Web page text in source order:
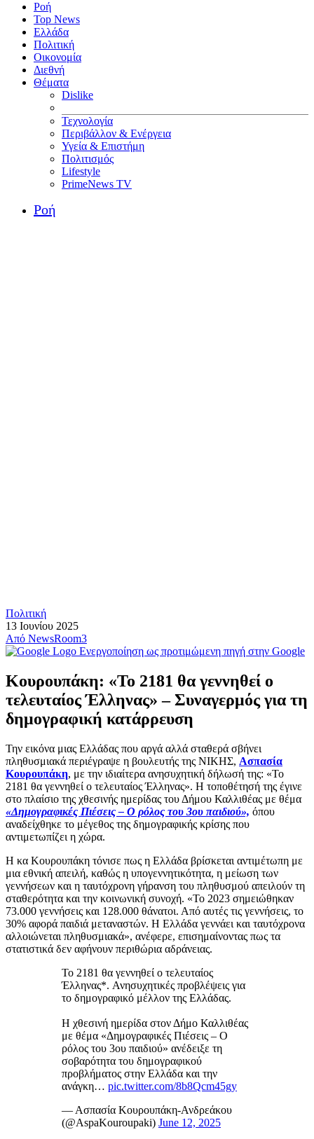
Ροή
Top News
Ελλάδα
Πολιτική
Οικονομία
Διεθνή
Θέματα
Dislike
Τεχνολογία
Περιβάλλον & Ενέργεια
Υγεία & Επιστήμη
Πολιτισμός
Lifestyle
PrimeNews TV
Ροή
Πολιτική
13 Ιουνίου 2025
Από NewsRoom3
Ενεργοποίηση ως προτιμώμενη πηγή στην Google
Κουρουπάκη: «Το 2181 θα γεννηθεί ο
τελευταίος Έλληνας» – Συναγερμός για τη
δημογραφική κατάρρευση
Την εικόνα μιας Ελλάδας που αργά αλλά σταθερά σβήνει
πληθυσμιακά περιέγραψε η βουλευτής της ΝΙΚΗΣ, Ασπασία
Κουρουπάκη, με την ιδιαίτερα ανησυχητική δήλωσή της: «Το
2181 θα γεννηθεί ο τελευταίος Έλληνας». Η τοποθέτησή της έγινε
στο πλαίσιο της χθεσινής ημερίδας του Δήμου Καλλιθέας με θέμα
«Δημογραφικές Πιέσεις – Ο ρόλος του 3ου παιδιού», όπου
αναδείχθηκε το μέγεθος της δημογραφικής κρίσης που
αντιμετωπίζει η χώρα.
Η κα Κουρουπάκη τόνισε πως η Ελλάδα βρίσκεται αντιμέτωπη με
μια εθνική απειλή, καθώς η υπογεννητικότητα, η μείωση των
γεννήσεων και η ταυτόχρονη γήρανση του πληθυσμού απειλούν τη
σταθερότητα και την κοινωνική συνοχή. «Το 2023 σημειώθηκαν
73.000 γεννήσεις και 128.000 θάνατοι. Από αυτές τις γεννήσεις, το
30% αφορά παιδιά μεταναστών. Η Ελλάδα γεννάει και ταυτόχρονα
αλλοιώνεται πληθυσμιακά», ανέφερε, επισημαίνοντας πως τα
στατιστικά δεν αφήνουν περιθώρια αδράνειας.
Το 2181 θα γεννηθεί ο τελευταίος
Έλληνας*. Ανησυχητικές προβλέψεις για
το δημογραφικό μέλλον της Ελλάδας.
Η χθεσινή ημερίδα στον Δήμο Καλλιθέας
με θέμα «Δημογραφικές Πιέσεις – Ο
ρόλος του 3ου παιδιού» ανέδειξε τη
σοβαρότητα του δημογραφικού
προβλήματος στην Ελλάδα και την
ανάγκη… pic.twitter.com/8b8Qcm45gy
— Ασπασία Κουρουπάκη-Ανδρεάκου
(@AspaKouroupaki) June 12, 2025